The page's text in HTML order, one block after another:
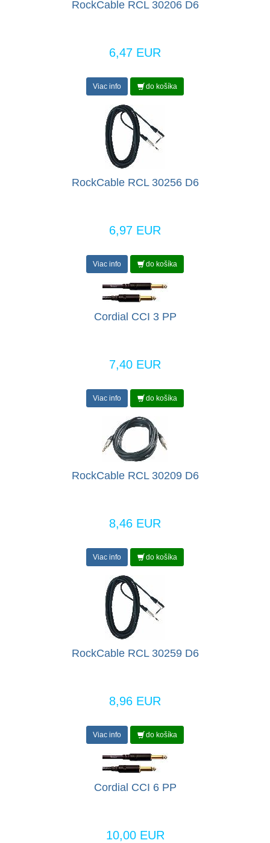
RockCable RCL 30206 D6
6,47 EUR
Viac info do košíka
RockCable RCL 30256 D6
6,97 EUR
Viac info do košíka
Cordial CCI 3 PP
7,40 EUR
Viac info do košíka
RockCable RCL 30209 D6
8,46 EUR
Viac info do košíka
RockCable RCL 30259 D6
8,96 EUR
Viac info do košíka
Cordial CCI 6 PP
10,00 EUR